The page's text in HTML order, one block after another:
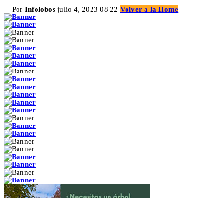
Por Infolobos julio 4, 2023 08:22 Volver a la Home